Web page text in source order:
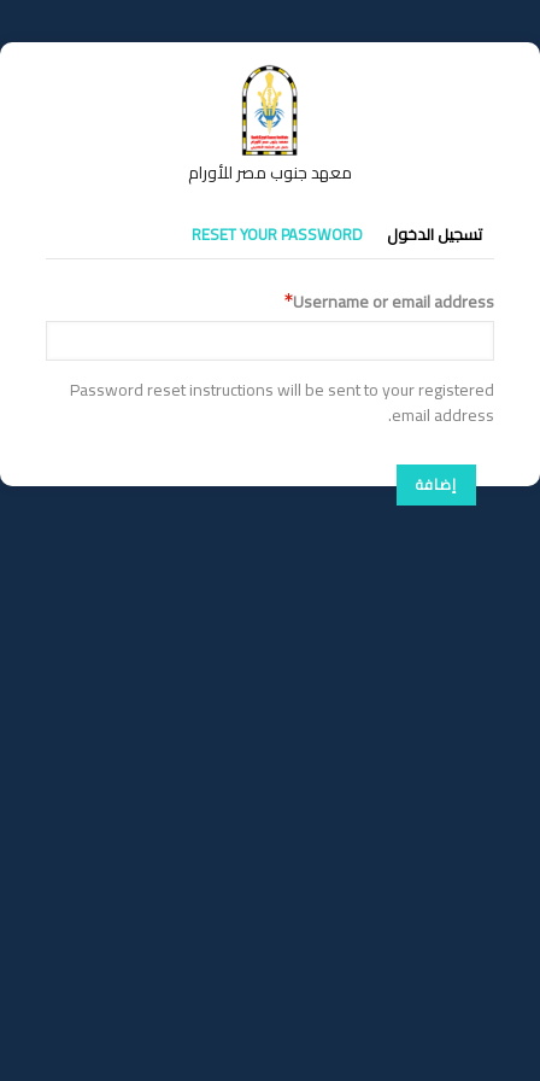
إلى
المحتوى
معهد جنوب مصر للأورام
التبويبات
الأساسية
تسجيل الدخول RESET YOUR PASSWORD
Username or email address
Password reset instructions will be sent to your registered
email address.